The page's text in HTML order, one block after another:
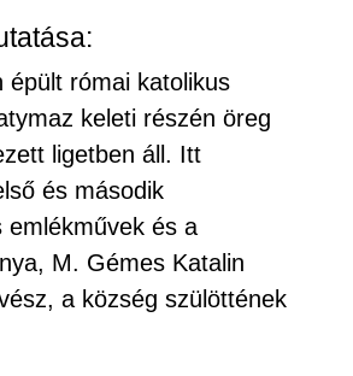
épült római katolikus
keleti részén öreg
ligetben áll. Itt
és második
emlékművek és a
M. Gémes Katalin
a község szülöttének